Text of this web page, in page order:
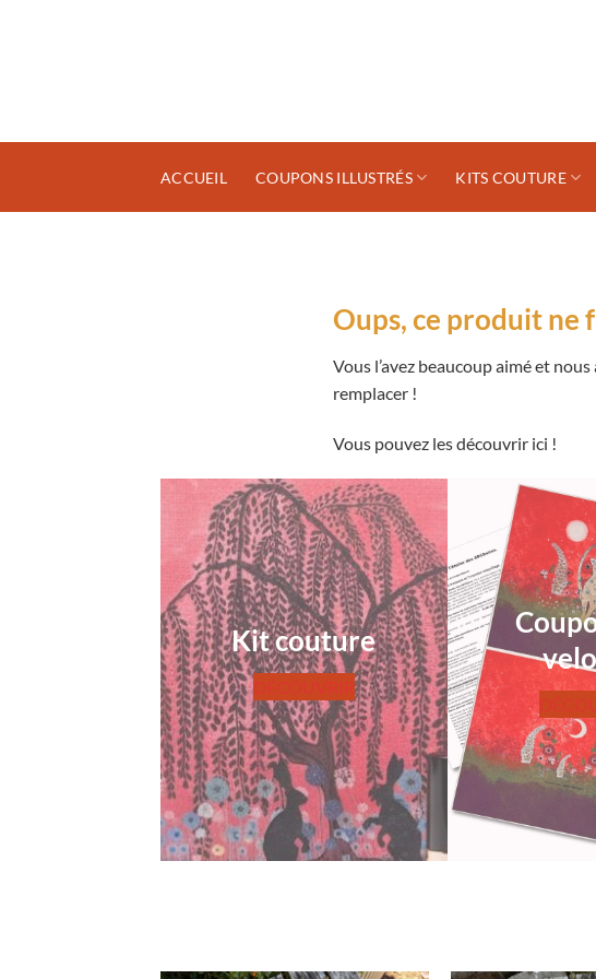
ACCUEIL COUPONS ILLUSTRÉS KITS COUTURE
Oups, ce produit ne
Vous l’avez beaucoup aimé et
remplacer !
Vous pouvez les découvrir ici !
Kit couture
DÉCOUVRIR